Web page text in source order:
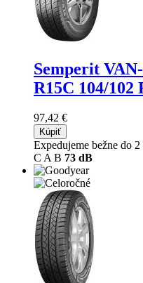
Semperit
R15C 104/102
97,42 €
Kúpiť
Expedujeme bežne do
C A B 73 dB